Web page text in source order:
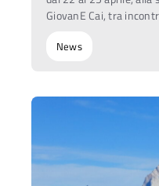
GiovanE Cai, tra
News